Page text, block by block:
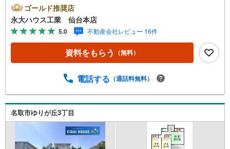
社の強みを大きく2つに分けてご紹介！1.＜豊富な不動産知
識＞戸建・マンション・土地...と種別を問わず不動産を取
り扱っております。更に教育施設や商業施設、子育て環境
や行政などの地域情報を総合し、お客様により良い物件選
びをして頂けるよう、しっかりとサポートさせて頂きま
す。2.＜経験豊富なスタッフ＞当社では【購入】【売却】
問はもちろん、ご購入時に気になる住宅ローン各種税金に
ッズスペースも完備！お子様連れのご家族様で是非お越し
ください。営業時間:10:00～18:00（定休日火・水曜日※店
舗により変動あり）現地のご案内も可能ですので、どうぞ
お気軽にお問い合わせください！
ゴールド推奨店
永大ハウス工業 仙台本店
5.0 不動産会社レビュー 16件
資料をもらう （無料）
電話する （通話料無料）
名取市ゆりが丘3丁目